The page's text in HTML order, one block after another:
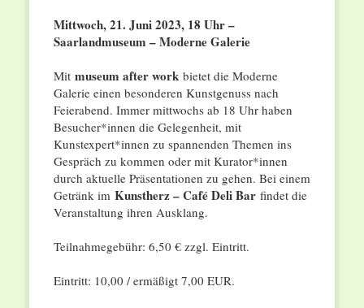
Mittwoch, 21. Juni 2023, 18 Uhr –
Saarlandmuseum – Moderne Galerie
Mit museum after workbietet die Moderne
Galerie einen besonderen Kunstgenuss nach
Feierabend. Immer mittwochs ab 18 Uhr haben
Besucher*innen die Gelegenheit, mit
Kunstexpert*innen zu spannenden Themen ins
Gespräch zu kommen oder mit Kurator*innen
durch aktuelle Präsentationen zu gehen. Bei einem
Getränk im Kunstherz – Café Deli Barfindet die
Veranstaltung ihren Ausklang.
Teilnahmegebühr: 6,50 € zzgl. Eintritt.
Eintritt: 10,00 / ermäßigt 7,00 EUR.